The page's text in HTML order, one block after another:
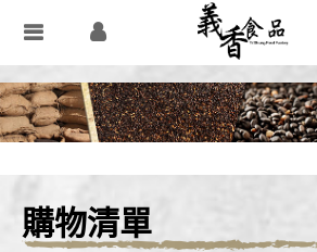
購物清單